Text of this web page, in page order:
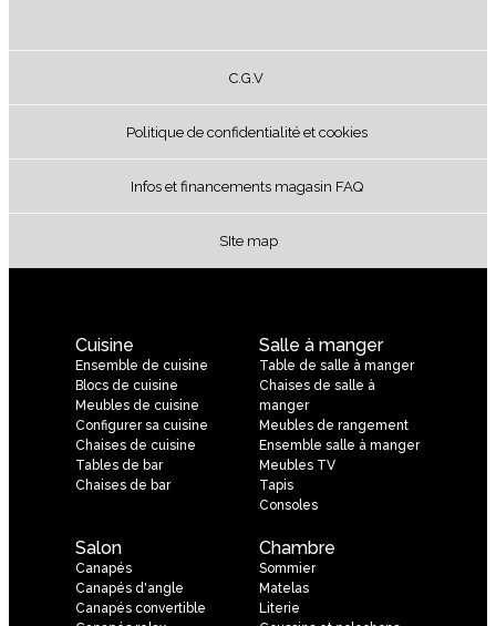
C.G.V
Politique de confidentialité et cookies
Infos et financements magasin FAQ
SIte map
Cuisine
Ensemble de cuisine
Blocs de cuisine
Meubles de cuisine
Configurer sa cuisine
Chaises de cuisine
Tables de bar
Chaises de bar
Salle à manger
Table de salle à manger
Chaises de salle à
manger
Meubles de rangement
Ensemble salle à manger
Meubles TV
Tapis
Consoles
Salon
Canapés
Canapés d'angle
Canapés convertible
Chambre
Sommier
Matelas
Literie